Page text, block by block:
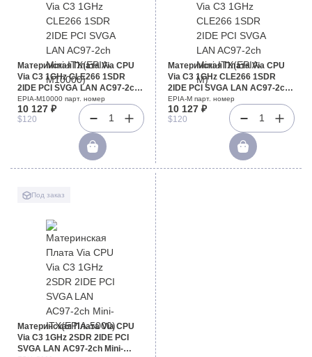
Материнская Плата Via CPU
Via C3 1GHz CLE266 1SDR
2IDE PCI SVGA LAN AC97-2ch
Mini-ITX(EPIA-M10000)
EPIA-M10000 парт. номер
10 127 ₽
$120 1
Материнская Плата Via CPU
Via C3 1GHz CLE266 1SDR
2IDE PCI SVGA LAN AC97-2ch
Mini-ITX(EPIA-M)
EPIA-M парт. номер
10 127 ₽
$120 1
Под заказ
Материнская Плата Via CPU
Via C3 1GHz 2SDR 2IDE PCI
SVGA LAN AC97-2ch Mini-